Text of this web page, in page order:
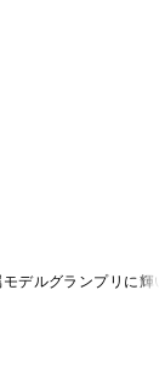
デルグランプリに